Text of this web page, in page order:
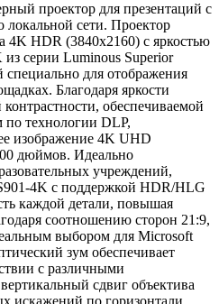
проектор для презентаций с
сети. Проектор
4K HDR (3840x2160) с яркостью
серии Luminous Superior
для отображения
Благодаря яркости
обеспечиваемой
технологии DLP,
изображение 4K UHD
дюймов. Идеально
учреждений,
4K с поддержкой HDR/HLG
каждой детали, повышая
соотношению сторон 21:9,
выбором для Microsoft
зум обеспечивает
с различными
сдвиг объектива
искажений по горизонтали